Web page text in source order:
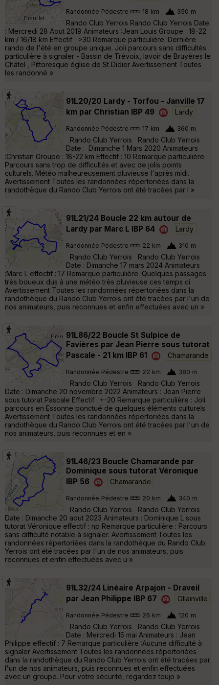
Randonnée Pédestre 18 km 350 m
Rando Club Yerrois Rando Club Yerrois Date
: Mercredi 28 Aout 2019 Animateurs :Jean Louis Groupe : 18-22
km / 16/18 km Effectif : >30 Remarque particulière :Dernière
rando de l'été en groupe unique. Joli parcours sans difficultés
particulière à signaler - Bassin de Trévoix, lavoir de Bruyères le
Châtel , Pittoresque église de St Didier Avertissement Toutes
les randonné »
91L20/20 Lardy - Torfou - Janville 17
km par Christian IBP 49
Lardy
Randonnée Pédestre 17 km 360 m
Rando Club Yerrois Rando Club Yerrois
Date : Dimanche 1 Mars 2020 Animateurs
:Christian Groupe : 18-22 km Effectif : 10 Remarque particulière :
Parcours sans trop de difficultés et avec de jolis points
culturels. Météo malheureusement pluvieuse l'après midi.
Avertissement Toutes les randonnées répertoriées dans la
randothèque du Rando Club Yerrois ont été tracées par l »
91L21/24 Boucle 22 km autour de
Lardy par Marc L IBP 64
Lardy
Randonnée Pédestre 22 km 310 m
Rando Club Yerrois Rando Club Yerrois
Date : Dimanche 17 mars 2024 Animateurs
:Marc L effectif : 17 Remarque particulière :Quelques passages
très boueux dus à une météo très pluvieuse ces temps ci
Avertissement Toutes les randonnées répertoriées dans la
randothèque du Rando Club Yerrois ont été tracées par l'un de
nos animateurs, puis reconnues et enfin effectuées avec un »
91L86/22 Boucle St Sulpice de
Favières par Jean Pierre sous tutorat
Pascale - 21 km IBP 61
Chamarande
Randonnée Pédestre 22 km 380 m
Rando Club Yerrois Rando Club Yerrois
Date : Dimanche 20 novembre 2022 Animateurs : Jean Pierre
sous tutorat Pascale Effectif : +-20 Remarque particulière : Joli
parcours en Essonne ponctué de quelques éléments culturels
Avertissement Toutes les randonnées répertoriées dans la
randothèque du Rando Club Yerrois ont été tracées par l'un de
nos animateurs, puis reconnues et en »
91L46/23 Boucle Chamarande par
Dominique sous tutorat Véronique
IBP 56
Chamarande
Randonnée Pédestre 20 km 340 m
Rando Club Yerrois Rando Club Yerrois
Date : Dimanche 20 aout 2023 Animateurs : Dominique L sous
tutorat Véronique effectif : np Remarque particulière : Parcours
sans difficulté notable à signaler. Avertissement Toutes les
randonnées répertoriées dans la randothèque du Rando Club
Yerrois ont été tracées par l'un de nos animateurs, puis
reconnues et enfin effectuées avec u »
91L32/24 Linéaire Arpajon - Draveil
par Jean Philippe IBP 67
Ollainville
Randonnée Pédestre 26 km 120 m
Rando Club Yerrois Rando Club Yerrois
Date : Mercredi 15 mai Animateurs : Jean
Philippe effectif : 7 Remarque particulière :Aucune difficulté à
signaler Avertissement Toutes les randonnées répertoriées
dans la randothèque du Rando Club Yerrois ont été tracées par
l'un de nos animateurs, puis reconnues et enfin effectuées
avec un groupe. Pour votre sécurité, regardez toujo »